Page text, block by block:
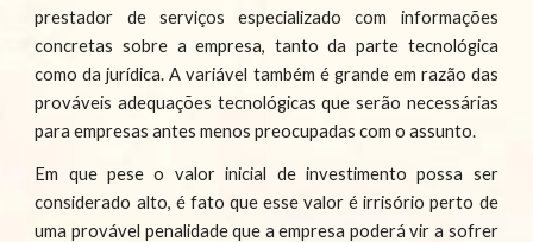
prestador de serviços especializado com informações
concretas sobre a empresa, tanto da parte tecnológica
como da jurídica. A variável também é grande em razão das
prováveis adequações tecnológicas que serão necessárias
para empresas antes menos preocupadas com o assunto.
Em que pese o valor inicial de investimento possa ser
considerado alto, é fato que esse valor é irrisório perto de
uma provável penalidade que a empresa poderá vir a sofrer